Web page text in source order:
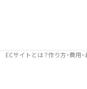
ECサイトとは？作り方・費用